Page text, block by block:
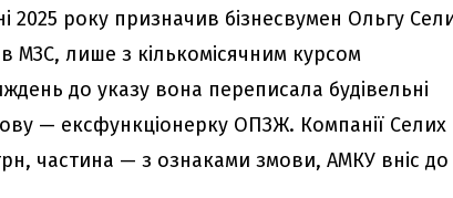
2025 року призначив бізнесвумен Ольгу
МЗС, лише з кількомісячним курсом
до указу вона переписала будівельні
— ексфункціонерку ОПЗЖ. Компанії Селих
частина — з ознаками змови, АМКУ вніс до